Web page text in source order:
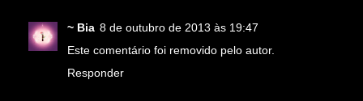
~ Bia 8 de outubro de 2013 às 19:47
Este comentário foi removido pelo autor.
Responder